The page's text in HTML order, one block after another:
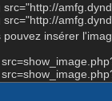
src="http://
src="http://
pouvez insérer